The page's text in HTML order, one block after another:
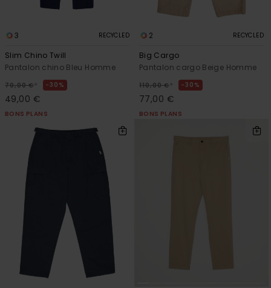
3 RECYCLED
Slim Chino Twill
Pantalon chino Bleu Homme
70,00 € 30%
49,00 €
BONS PLANS
2 RECYCLED
Big Cargo
Pantalon cargo Beige Homme
110,00 € 30%
77,00 €
BONS PLANS